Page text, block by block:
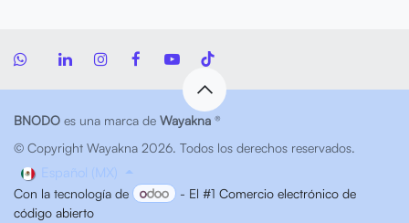
BNODO es una marca de Wayakna ®
© Copyright Wayakna 2026. Todos los derechos reservados.
Español (MX)
Con la tecnología de - El #1Comercio electrónico de
código abierto